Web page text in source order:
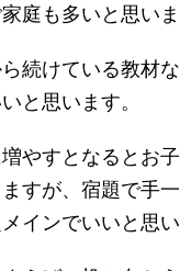
庭も多いと思いま
続けている教材な
と思います。
やすとなるとお
すが、宿題で手
インでいいと思い